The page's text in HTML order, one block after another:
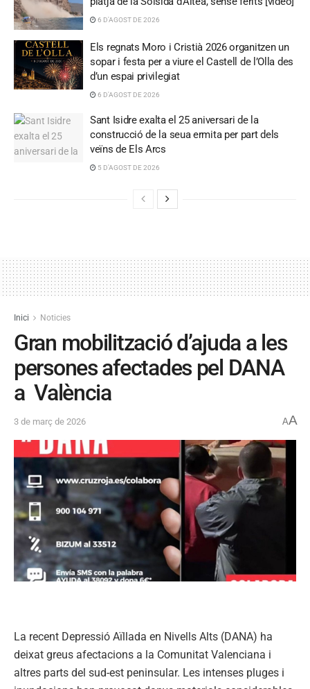
6 D'AGOST DE 2026
Els regnats Moro i Cristià 2026 organitzen un
sopar i festa per a viure el Castell de l’Olla des
d’un espai privilegiat
6 D'AGOST DE 2026
Sant Isidre exalta el 25 aniversari de la
construcció de la seua ermita per part dels
veïns de Els Arcs
5 D'AGOST DE 2026
Inici Noticies
Gran mobilització d’ajuda a les
persones afectades pel DANA
a València
3 de març de 2026 AA
La recent Depressió Aïllada en Nivells Alts (DANA) ha
deixat greus afectacions a la Comunitat Valenciana i
altres parts del sud-est peninsular. Les intenses pluges i